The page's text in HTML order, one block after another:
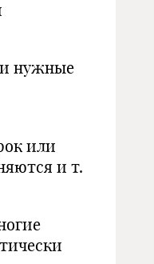
нужные
или
и т.